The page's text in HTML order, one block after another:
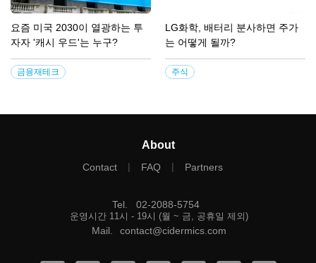
요즘 미국 2030이 열광하는 투
자자 '캐시 우드'는 누구?
금융재테크
LG화학, 배터리 분사하면 주가
는 어떻게 될까?
주식
About
Contact | FAQ | Partners
Tel 02-2088-5754
운영시간 11시 - 19시 (월 ~ 금, 공휴일 제외)
Mail contact@cidermics.com